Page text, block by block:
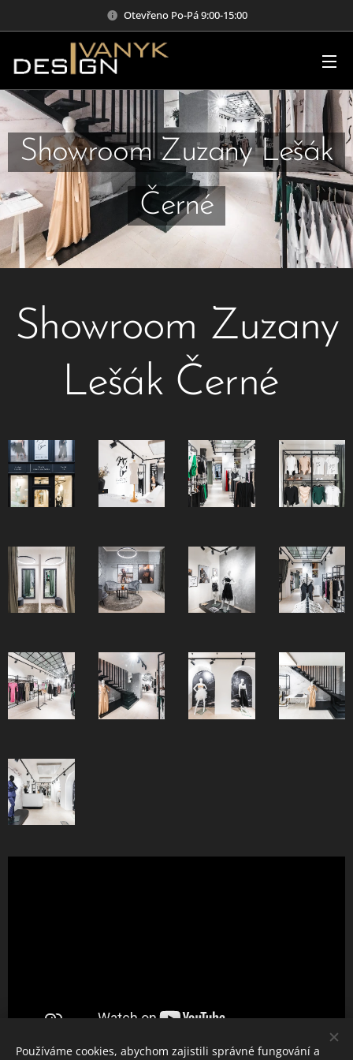
Otevřeno Po-Pá 9:00-15:00
Showroom Zuzany Lešák
Černé
Showroom Zuzany
Lešák Černé
Používáme cookies, abychom zajistili správné fungování a